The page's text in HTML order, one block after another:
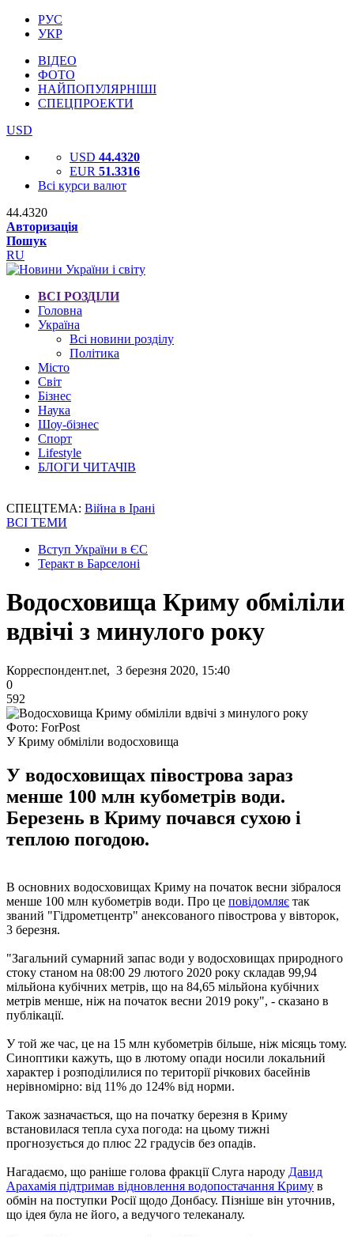
РУС
УКР
ВІДЕО
ФОТО
НАЙПОПУЛЯРНІШІ
СПЕЦПРОЕКТИ
USD
USD 44.4320
EUR 51.3316
Всі курси валют
44.4320
Авторизація
Пошук
RU
ВСІ РОЗДІЛИ
Головна
Україна
Всі новини розділу
Політика
Місто
Світ
Бізнес
Наука
Шоу-бізнес
Спорт
Lifestyle
БЛОГИ ЧИТАЧІВ
СПЕЦТЕМА: Війна в Ірані
ВСІ ТЕМИ
Вступ України в ЄС
Теракт в Барселоні
Водосховища Криму обміліли
вдвічі з минулого року
Корреспондент.net, 3 березня 2020, 15:40
0
592
Фото: ForPost
У Криму обміліли водосховища
У водосховищах півострова зараз
менше 100 млн кубометрів води.
Березень в Криму почався сухою і
теплою погодою.
В основних водосховищах Криму на початок весни зібралося
менше 100 млн кубометрів води. Про це повідомляє так
званий "Гідрометцентр" анексованого півострова у вівторок,
3 березня.
"Загальний сумарний запас води у водосховищах природного
стоку станом на 08:00 29 лютого 2020 року складав 99,94
мільйона кубічних метрів, що на 84,65 мільйона кубічних
метрів менше, ніж на початок весни 2019 року", - сказано в
публікації.
У той же час, це на 15 млн кубометрів більше, ніж місяць тому.
Синоптики кажуть, що в лютому опади носили локальний
характер і розподілилися по території річкових басейнів
нерівномірно: від 11% до 124% від норми.
Також зазначається, що на початку березня в Криму
встановилася тепла суха погода: на цьому тижні
прогнозується до плюс 22 градусів без опадів.
Нагадаємо, що раніше голова фракції Слуга народу Давид
Арахамія підтримав відновлення водопостачання Криму в
обмін на поступки Росії щодо Донбасу. Пізніше він уточнив,
що ідея була не його, а ведучого телеканалу.